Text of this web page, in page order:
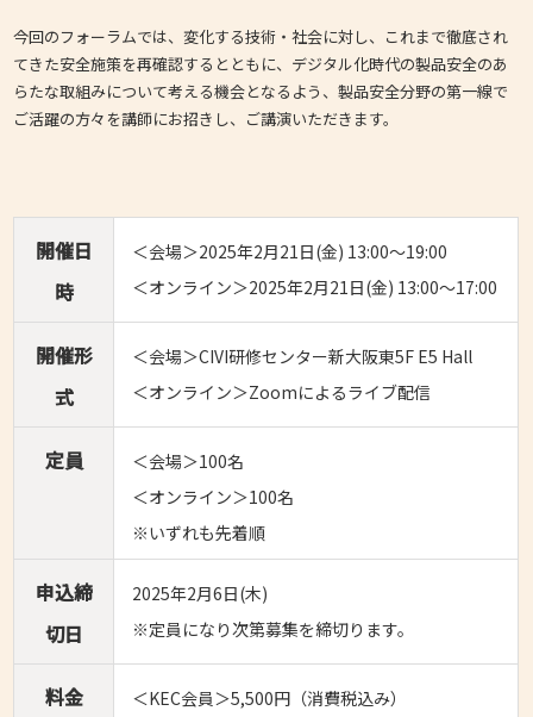
今回のフォーラムでは、変化する技術・社会に対し、これまで徹底され
てきた安全施策を再確認するとともに、デジタル化時代の製品安全のあ
らたな取組みについて考える機会となるよう、製品安全分野の第一線で
ご活躍の方々を講師にお招きし、ご講演いただきます。
開催日
時
＜会場＞2025年2月21日(金) 13:00～19:00
＜オンライン＞2025年2月21日(金) 13:00～17:00
開催形
式
＜会場＞CIVI研修センター新大阪東5F E5 Hall
＜オンライン＞Zoomによるライブ配信
定員
＜会場＞100名
＜オンライン＞100名
※いずれも先着順
申込締
切日
2025年2月6日(木)
※定員になり次第募集を締切ります。
料金
＜KEC会員＞5,500円（消費税込み）